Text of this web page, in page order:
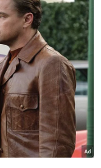
Pasukan
terlibat
itu
satu
kilometer.
operasi
dari